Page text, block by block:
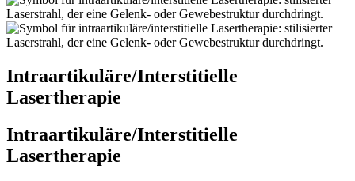
Intraartikuläre/Interstitielle
Lasertherapie
Intraartikuläre/Interstitielle
Lasertherapie